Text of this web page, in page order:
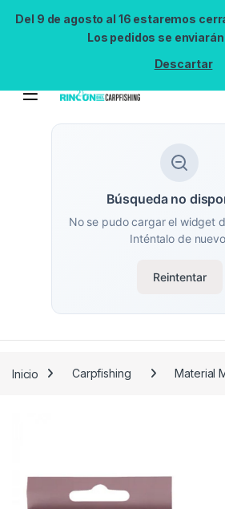
Del 9 de agosto al 16 estaremos
Los pedidos se enviarán
Descartar
Búsqueda no
No se pudo cargar el widget
Inténtalo de
Reintentar
Inicio Carpfishing Material